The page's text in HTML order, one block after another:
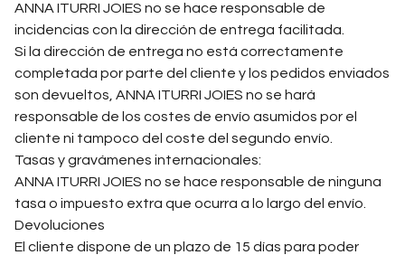
ANNA ITURRI JOIES no se hace responsable de
incidencias con la dirección de entrega facilitada.
Si la dirección de entrega no está correctamente
completada por parte del cliente y los pedidos enviados
son devueltos, ANNA ITURRI JOIES no se hará
responsable de los costes de envío asumidos por el
cliente ni tampoco del coste del segundo envío.
Tasas y gravámenes internacionales:
ANNA ITURRI JOIES no se hace responsable de ninguna
tasa o impuesto extra que ocurra a lo largo del envío.
Devoluciones
El cliente dispone de un plazo de 15 días para poder